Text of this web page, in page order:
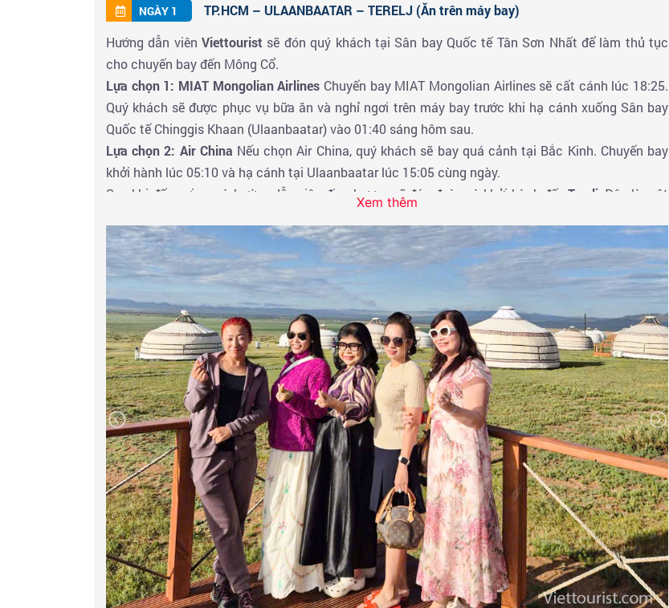
NGÀY 1
TP.HCM – ULAANBAATAR – TERELJ (Ăn trên máy bay)
Hướng dẫn viênViettourist sẽ đón quý khách tại Sân bay Quốc tế Tân Sơn Nhất để làm thủ tục
cho chuyến bay đến Mông Cổ.
Lựa chọn 1: MIAT Mongolian Airlines Chuyến bay MIAT Mongolian Airlines sẽ cất cánh lúc 18:25.
Quý khách sẽ được phục vụ bữa ăn và nghỉ ngơi trên máy bay trước khi hạ cánh xuống Sân bay
Quốc tế Chinggis Khaan (Ulaanbaatar) vào 01:40 sáng hôm sau.
Lựa chọn 2: Air China Nếu chọn Air China, quý khách sẽ bay quá cảnh tại Bắc Kinh. Chuyến bay
khởi hành lúc 05:10 và hạ cánh tại Ulaanbaatar lúc 15:05 cùng ngày.
Sau khi đến nơi, xe và hướng dẫn viên địa phương sẽ đón đoàn và khởi hành đếnTerelj . Đây là một
ngưỡng cảnh quan núi non hùng vĩ và thảo nguyên xanh bất tận.
Đoàn sẽ nhận lều trại truyền thống
Ger campđể nghỉ ngơi. Buổi tối, quý khách sẽ thưởng thức bữa
tối ấm cúng và tận hưởng không khí trong lành, yên bình đặc trưng của thảo nguyên.
Xem thêm